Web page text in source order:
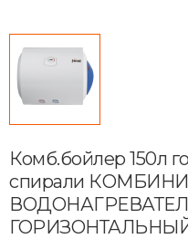
Комб.бойлер 150л
спирали